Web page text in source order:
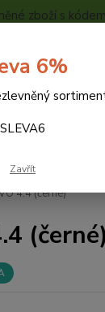
zboží s
Hledat
4.4 (černé)
(černé)
6%
SLEVA6
Zavřít